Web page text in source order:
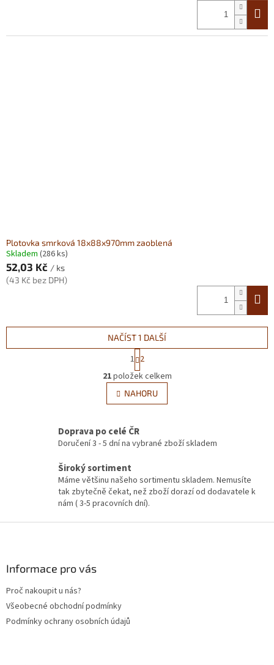
Plotovka smrková 18x88x970mm zaoblená
Skladem (286 ks)
52,03 Kč / ks
(43 Kč bez DPH)
O
v
l
á
a
c
í
v
k
y
v
NAČÍST 1 DALŠÍ
S
t
r
á
n
k
v
á
n
1 2
21položek celkem
NAHORU
Doprava po celé ČR
Doručení 3 - 5 dní na vybrané zboží skladem
Široký sortiment
Máme většinu našeho sortimentu skladem. Nemusíte
tak zbytečně čekat, než zboží dorazí od dodavatele k
nám ( 3-5 pracovních dní).
Informace pro vás
Proč nakoupit u nás?
Všeobecné obchodní podmínky
Podmínky ochrany osobních údajů